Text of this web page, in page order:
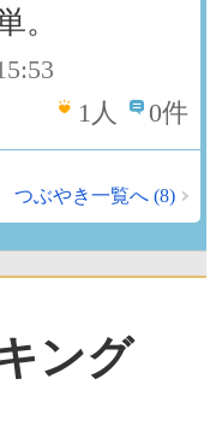
。
1人 0件
つぶやき一覧へ (8)
ング